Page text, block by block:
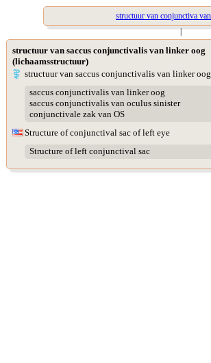
structuur van conjunctiva
|
structuur van saccus conjunctivalis van linker oog
(lichaamsstructuur)
structuur van saccus conjunctivalis van linker oog
saccus conjunctivalis van linker oog
saccus conjunctivalis van oculus sinister
conjunctivale zak van OS
Structure of conjunctival sac of left eye
Structure of left conjunctival sac